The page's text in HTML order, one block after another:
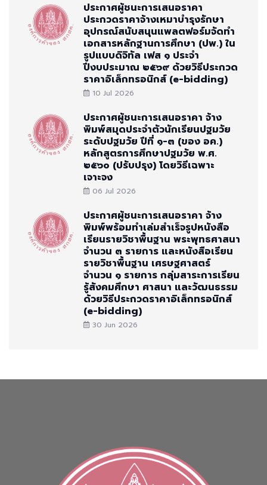
ประกาศผู้ชนะการเสนอราคา
ประกวดราคาจ้างเหมาบำรุงรักษา
อุปกรณ์สนับสนุนแพลตฟอร์มจัดทำ
เอกสารหลักฐานการศึกษา (ปพ.) ใน
รูปแบบดิจิทัล เฟส ๑ ประจำ
ปีงบประมาณ ๒๕๖๙ ด้วยวิธีประกวด
ราคาอิเล็กทรอนิกส์ (e-bidding)
10 Jul 2026
ประกาศผู้ชนะการเสนอราคา จ้าง
พิมพ์สมุดประจำตัวนักเรียนปฐมวัย
ระดับปฐมวัย ปีที่ ๑-๓ (ของ อค.)
หลักสูตรการศึกษาปฐมวัย พ.ศ.
๒๕๖๐ (ปรับปรุง) โดยวิธีเฉพาะ
เจาะจง
06 Jul 2026
ประกาศผู้ชนะการเสนอราคา จ้าง
พิมพ์พร้อมทำเล่มสำเร็จรูปหนังสือ
เรียนรายวิชาพื้นฐาน พระพุทธศาสนา
จำนวน ๓ รายการ และหนังสือเรียน
รายวิชาพื้นฐาน เศรษฐศาสตร์
จำนวน ๑ รายการ กลุ่มสาระการเรียน
รู้สังคมศึกษา ศาสนา และวัฒนธรรม
ด้วยวิธีประกวดราคาอิเล็กทรอนิกส์
(e-bidding)
30 Jun 2026